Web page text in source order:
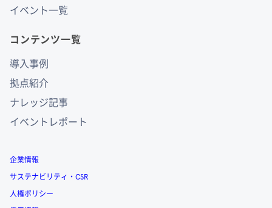
イベント一覧
コンテンツ一覧
導入事例
拠点紹介
ナレッジ記事
イベントレポート
企業情報
サステナビリティ・CSR
人権ポリシー